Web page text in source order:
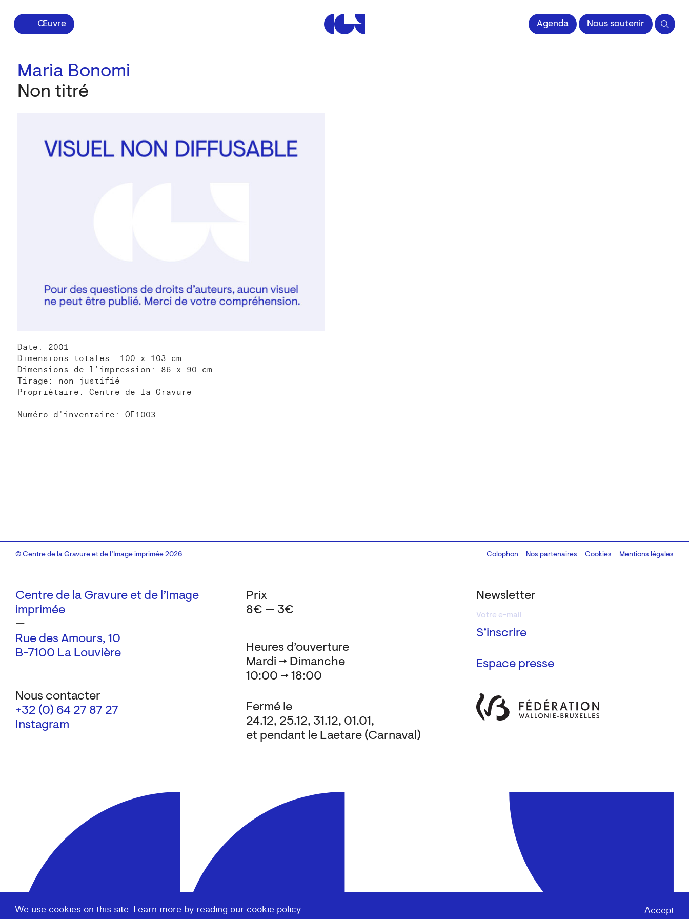
Œuvre Centre de la Gravure et de l'Image impriméeAgenda Nous soutenir
We use cookies on this site. Learn more by reading our cookie policy. Accept
Maria Bonomi
Non titré
Date: 2001
Dimensions totales: 100 x 103 cm
Dimensions de l’impression: 86 x 90 cm
Tirage: non justifié
Propriétaire: Centre de la Gravure
Numéro d'inventaire: OE1003
Centre de la Gravure et de l’Image
imprimée
—
Rue des Amours, 10
B-7100 La Louvière
Nous contacter
+32 (0) 64 27 87 27
Instagram
Newsletter
Espace presse
Heures d’ouverture
Mardi → Dimanche
10:00 → 18:00
Fermé le
24.12, 25.12, 31.12, 01.01,
et pendant le Laetare (Carnaval)
Prix
8€ — 3€
© Centre de la Gravure et de l’Image imprimée 2026 Colophon
Design:Marcel Kaczmarek, code:8080.studio
Nos partenaires Cookies Mentions légales